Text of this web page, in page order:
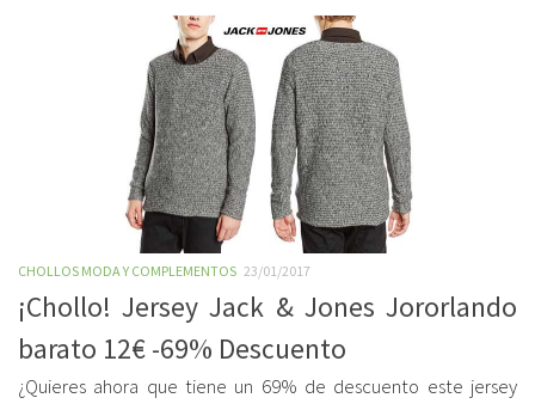
CHOLLOS MODA Y COMPLEMENTOS 23/01/2017
¡Chollo! Jersey Jack & Jones Jororlando
barato 12€ -69% Descuento
¿Quieres ahora que tiene un 69% de descuento este jersey